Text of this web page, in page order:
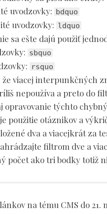
uvodzovky: bdquo
uvodzovky: ldquo
sa ešte dajú použiť
sbquo
rsquo
že viacej interpunkčných
nepoužíva a preto do
opravovanie týchto
použitie otáznikov a
dva a viacejkrát za
filtrom dve a
počet ako tri bodky totiž
na tému CMS do 21.